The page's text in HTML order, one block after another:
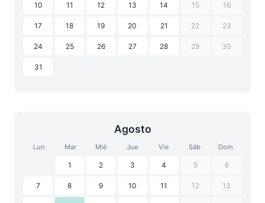
10 11 12 13 14 15 16
17 18 19 20 21 22 23
24 25 26 27 28 29 30
31
Agosto
Lun Mar Mié Jue Vie Sáb Dom
1 2 3 4 5 6
7 8 9 10 11 12 13